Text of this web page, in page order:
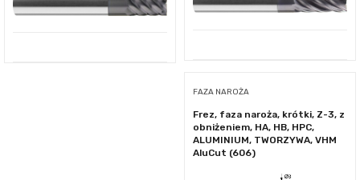
FAZA NAROŻA
Frez, faza naroża, krótki, Z-3, z
obniżeniem, HA, HB, HPC,
ALUMINIUM, TWORZYWA, VHM
AluCut (606)